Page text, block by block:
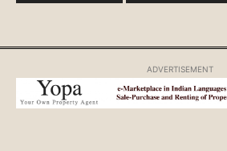
ADVERTISEMENT